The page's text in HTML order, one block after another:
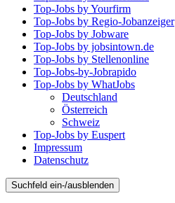
Top-Jobs by Yourfirm
Top-Jobs by Regio-Jobanzeiger
Top-Jobs by Jobware
Top-Jobs by jobsintown.de
Top-Jobs by Stellenonline
Top-Jobs-by-Jobrapido
Top-Jobs by WhatJobs
Deutschland
Österreich
Schweiz
Top-Jobs by Euspert
Impressum
Datenschutz
Suchfeld ein-/ausblenden